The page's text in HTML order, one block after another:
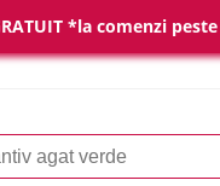
*la comenzi peste